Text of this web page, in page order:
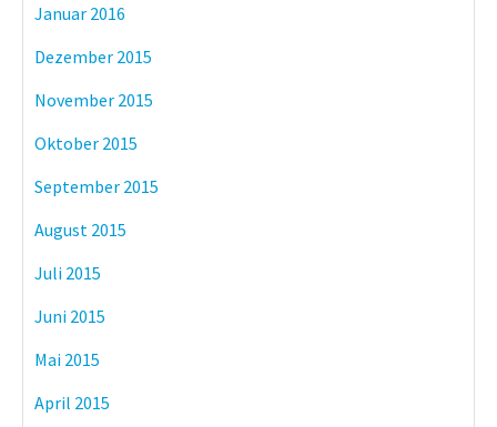
Januar 2016
Dezember 2015
November 2015
Oktober 2015
September 2015
August 2015
Juli 2015
Juni 2015
Mai 2015
April 2015